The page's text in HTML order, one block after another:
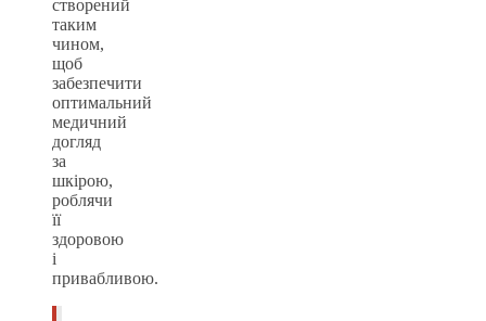
створений
таким
чином,
щоб
забезпечити
оптимальний
медичний
догляд
за
шкірою,
роблячи
її
здоровою
і
привабливою.